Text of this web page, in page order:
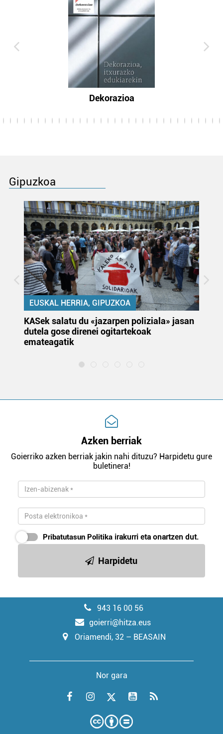
Dekorazioa
Gipuzkoa
EUSKAL HERRIA, GIPUZKOA
KASek salatu du «jazarpen poliziala» jasan
dutela gose direnei ogitartekoak
emateagatik
Azken berriak
Goierriko azken berriak jakin nahi dituzu? Harpidetu gure
buletinera!
Pribatutasun Politika irakurri eta onartzen dut.
Harpidetu
943 16 00 56
goierri@hitza.eus
Oriamendi, 32 – BEASAIN
Nor gara